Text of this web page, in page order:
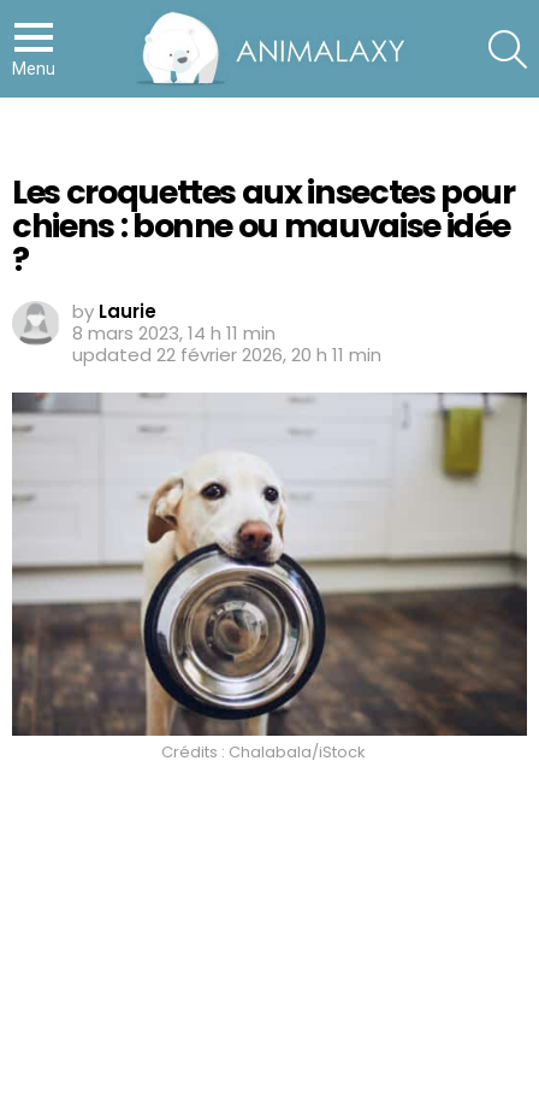
Menu
Les croquettes aux insectes pour
chiens : bonne ou mauvaise idée
?
by Laurie
8 mars 2023, 14 h 11 min
updated 22 février 2026, 20 h 11 min
Crédits : Chalabala/iStock